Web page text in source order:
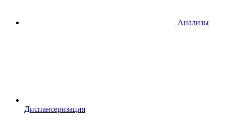
Анализы
Диспансеризация